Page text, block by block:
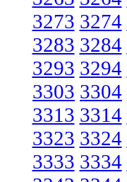
3273 3274
3283 3284
3293 3294
3303 3304
3313 3314
3323 3324
3333 3334